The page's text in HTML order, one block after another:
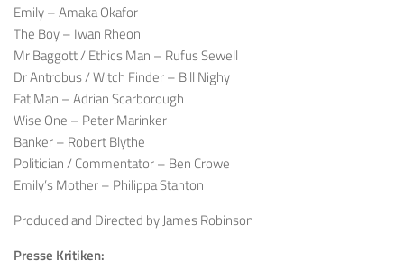
Emily – Amaka Okafor
The Boy – Iwan Rheon
Mr Baggott / Ethics Man – Rufus Sewell
Dr Antrobus / Witch Finder – Bill Nighy
Fat Man – Adrian Scarborough
Wise One – Peter Marinker
Banker – Robert Blythe
Politician / Commentator – Ben Crowe
Emily’s Mother – Philippa Stanton
Produced and Directed by James Robinson
Presse Kritiken: